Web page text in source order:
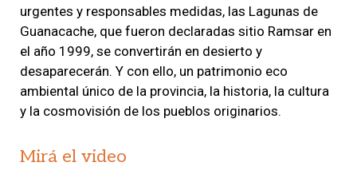
urgentes y responsables medidas, las Lagunas de
Guanacache, que fueron declaradas sitio Ramsar en
el año 1999, se convertirán en desierto y
desaparecerán. Y con ello, un patrimonio eco
ambiental único de la provincia, la historia, la cultura
y la cosmovisión de los pueblos originarios.
Mirá el video